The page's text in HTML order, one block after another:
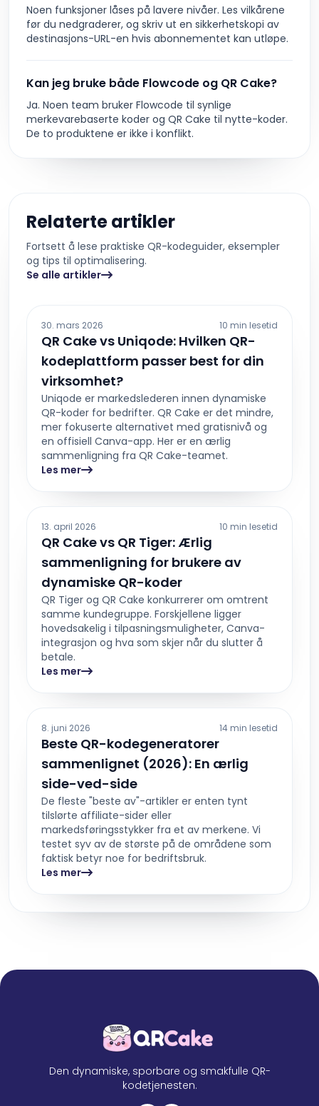
Noen funksjoner låses på lavere nivåer. Les vilkårene
før du nedgraderer, og skriv ut en sikkerhetskopi av
destinasjons-URL-en hvis abonnementet kan utløpe.
Kan jeg bruke både Flowcode og QR Cake?
Ja. Noen team bruker Flowcode til synlige
merkevarebaserte koder og QR Cake til nytte-koder.
De to produktene er ikke i konflikt.
Relaterte artikler
Fortsett å lese praktiske QR-kodeguider, eksempler
og tips til optimalisering.
Se alle artikler
30. mars 2026 10 min lesetid
QR Cake vs Uniqode: Hvilken QR-
kodeplattform passer best for din
virksomhet?
Uniqode er markedslederen innen dynamiske
QR-koder for bedrifter. QR Cake er det mindre,
mer fokuserte alternativet med gratisnivå og
en offisiell Canva-app. Her er en ærlig
sammenligning fra QR Cake-teamet.
Les mer
13. april 2026 10 min lesetid
QR Cake vs QR Tiger: Ærlig
sammenligning for brukere av
dynamiske QR-koder
QR Tiger og QR Cake konkurrerer om omtrent
samme kundegruppe. Forskjellene ligger
hovedsakelig i tilpasningsmuligheter, Canva-
integrasjon og hva som skjer når du slutter å
betale.
Les mer
8. juni 2026 14 min lesetid
Beste QR-kodegeneratorer
sammenlignet (2026): En ærlig
side-ved-side
De fleste "beste av"-artikler er enten tynt
tilslørte affiliate-sider eller
markedsføringsstykker fra et av merkene. Vi
testet syv av de største på de områdene som
faktisk betyr noe for bedriftsbruk.
Les mer
Den dynamiske, sporbare og smakfulle QR-
kodetjenesten.